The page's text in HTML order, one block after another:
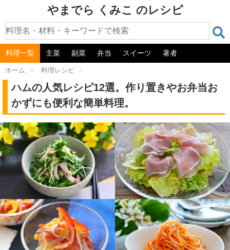
やまでら くみこ のレシピ
料理一覧 主菜 副菜 弁当 スイーツ 著者
ホーム > 料理レシピ >
ハムの人気レシピ12選。作り置きやお弁当お
かずにも便利な簡単料理。